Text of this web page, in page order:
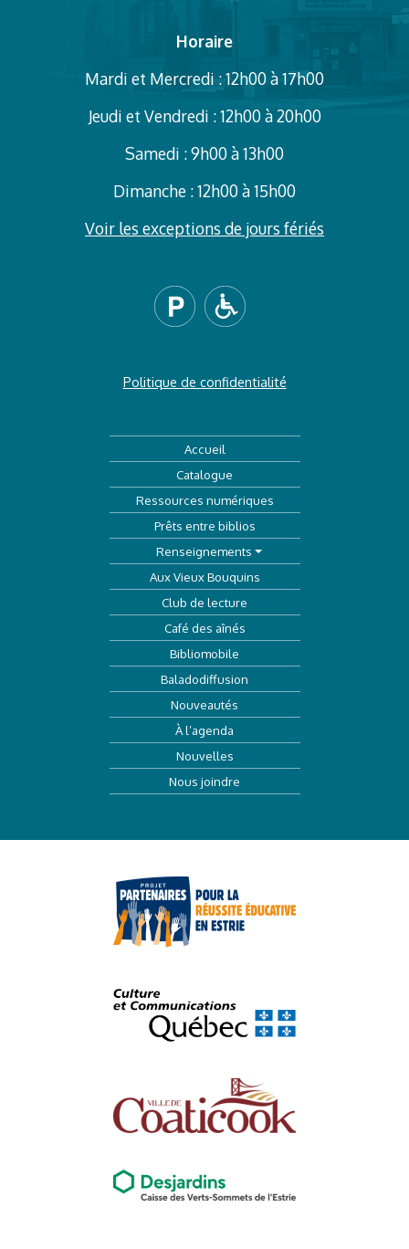
Horaire
Mardi et Mercredi : 12h00 à 17h00
Jeudi et Vendredi : 12h00 à 20h00
Samedi : 9h00 à 13h00
Dimanche : 12h00 à 15h00
Voir les exceptions de jours fériés
Politique de confidentialité
Accueil
Catalogue
Ressources numériques
Prêts entre biblios
Renseignements
Aux Vieux Bouquins
Club de lecture
Café des aînés
Bibliomobile
Baladodiffusion
Nouveautés
À l’agenda
Nouvelles
Nous joindre